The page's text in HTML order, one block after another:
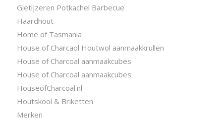
Gietijzeren Potkachel Barbecue
Haardhout
Home of Tasmania
House of Charcaol Houtwol aanmaakkrullen
House of Charcoal aanmaakcubes
House of Charcoal aanmaakcubes
HouseofCharcoal.nl
Houtskool & Briketten
Merken